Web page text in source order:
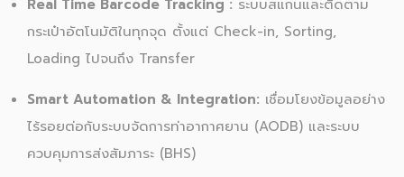
Real Time Barcode Tracking : ระบบสแกนและติดตาม
กระเป๋าอัตโนมัติในทุกจุด ตั้งแต่ Check-in, Sorting,
Loading ไปจนถึง Transfer
Smart Automation & Integration: เชื่อมโยงข้อมูลอย่าง
ไร้รอยต่อกับระบบจัดการท่าอากาศยาน (AODB) และระบบ
ควบคุมการส่งสัมภาระ (BHS)